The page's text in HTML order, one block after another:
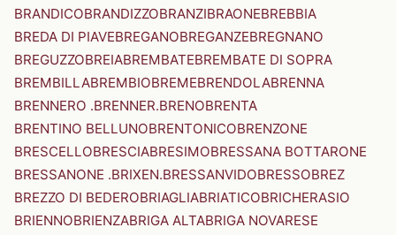
BRANDICOBRANDIZZOBRANZIBRAONEBREBBIA
BREDA DI PIAVEBREGANOBREGANZEBREGNANO
BREGUZZOBREIABREMBATEBREMBATE DI SOPRA
BREMBILLABREMBIOBREMEBRENDOLABRENNA
BRENNERO .BRENNER.BRENOBRENTA
BRENTINO BELLUNOBRENTONICOBRENZONE
BRESCELLOBRESCIABRESIMOBRESSANA BOTTARONE
BRESSANONE .BRIXEN.BRESSANVIDOBRESSOBREZ
BREZZO DI BEDEROBRIAGLIABRIATICOBRICHERASIO
BRIENNOBRIENZABRIGA ALTABRIGA NOVARESE